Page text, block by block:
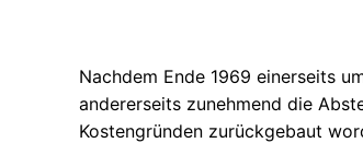
Nachdem Ende 1969 einerseits
andererseits zunehmend die
Kostengründen zurückgebaut